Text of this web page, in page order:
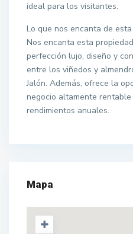
ideal para los visitantes.
Lo que nos encanta de
Nos encanta esta
perfección lujo, diseño y
entre los viñedos y
Jalón. Además, ofrece la
negocio altamente
rendimientos anuales.
Mapa